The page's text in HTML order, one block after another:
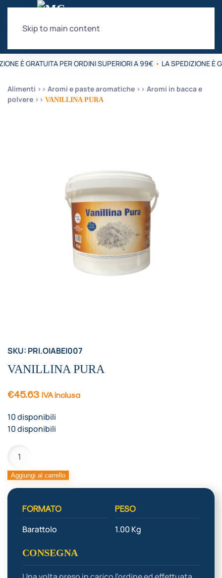
Skip to main content
È GRATUITA PER ORDINI SUPERIORI A 99€ • LA SPEDIZIONE È
Alimenti Aromi e paste aromatiche
Aromi in bacca e
polvere
VANILLINA PURA
SKU: PRI.OIABEI007
VANILLINA PURA
€45.63 IVA inclusa
10 disponibili
10 disponibili
PURA
quantità
Aggiungi al carrello
FORMATO
Barattolo
PESO
1.00 Kg
CONSEGNA